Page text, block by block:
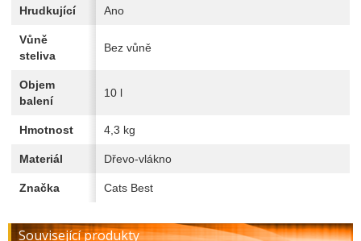
Hrudkující Ano
Vůně
steliva
Bez vůně
Objem
balení
10 l
Hmotnost 4,3 kg
Materiál Dřevo-vlákno
Značka Cats Best
Související produkty